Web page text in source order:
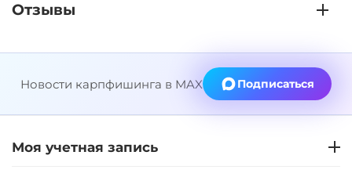
Отзывы
Новости карпфишинга в MAX Подписаться
Моя учетная запись